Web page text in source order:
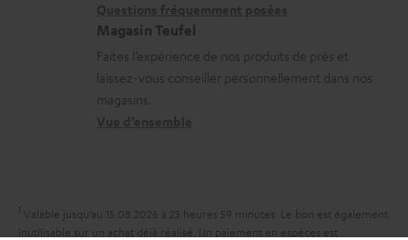
e
a
s
o
n
s
t
s
c
o
t
Magasin Teufel
Faites l’expérience de nos produits de près et
laissez-vous conseiller personnellement dans nos
magasins.
1 Valable jusqu’au 15.08.2026 à 23 heures 59 minutes. Le bon est également
inutilisable sur un achat déjà réalisé. Un paiement en espèces est